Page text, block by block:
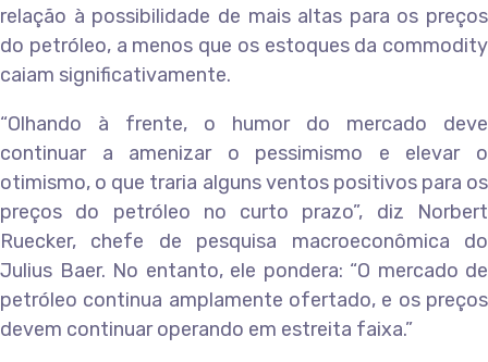
relação à possibilidade de mais altas para os preços
do petróleo, a menos que os estoques da commodity
caiam significativamente.
“Olhando à frente, o humor do mercado deve
continuar a amenizar o pessimismo e elevar o
otimismo, o que traria alguns ventos positivos para os
preços do petróleo no curto prazo”, diz Norbert
Ruecker, chefe de pesquisa macroeconômica do
Julius Baer. No entanto, ele pondera: “O mercado de
petróleo continua amplamente ofertado, e os preços
devem continuar operando em estreita faixa.”